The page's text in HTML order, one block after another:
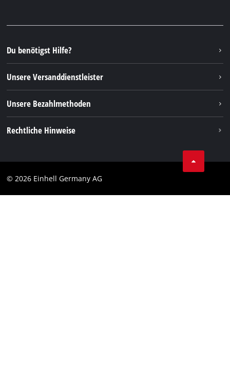
FAQs
Rücksendungen / Widerruf
Verpackungsrichtlinien
Hinweise zur Batterieentsorgung
Vertrag widerrufen
Instagram
TikTok
Pinterest
Linkedin
Du benötigst Hilfe?
Unsere Versanddienstleister
Unsere Bezahlmethoden
Rechtliche Hinweise
Impressum
© 2026 Einhell Germany AG